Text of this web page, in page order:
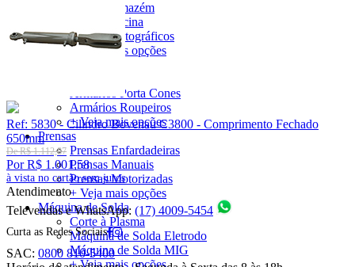
Carros Armazém
Carros Oficina
Carros Pantográficos
+ Veja mais opções
Armários Porta Cones
Armários Roupeiros
+ Veja mais opções
Prensas
Prensas Enfardadeiras
Prensas Manuais
Prensas Motorizadas
+ Veja mais opções
Máquina de Solda
Corte à Plasma
Máquina de Solda Eletrodo
Máquina de Solda MIG
+ Veja mais opções
Ref: 5830 - Cilindro Bovenau C3800 - Comprimento Fechado
650mm
De R$ 1.112,87
Por R$ 1.001,58
à vista no cartão sem juros
Atendimento
Televendas e WhatsApp: (17) 4009-5454
Curta as Redes Sociais
SAC: 0800 810-5400